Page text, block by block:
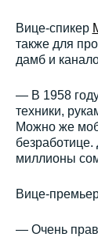
Вице-спикер
также для
дамб и
— В 1958
техники,
Можно же
безработице.
миллионы
Вице-
— Очень